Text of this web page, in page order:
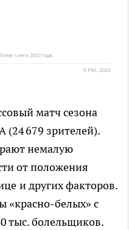
матч сезона
679 зрителей).
немалую
от положения
и других факторов.
«красно-белых» с
тыс. болельщиков.